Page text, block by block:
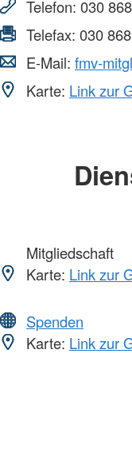
Telefon: 030
Telefax: 030
E-Mail: fmv-
Karte: Link zur
Mitgliedschaft
Karte: Link zur
Spenden
Karte: Link zur